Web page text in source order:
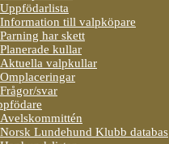
Uppfödarlista
Information till valpköpare
Parning har skett
Planerade kullar
Aktuella valpkullar
Omplaceringar
Frågor/svar
Avelskommittén
Norsk Lundehund Klubb databas